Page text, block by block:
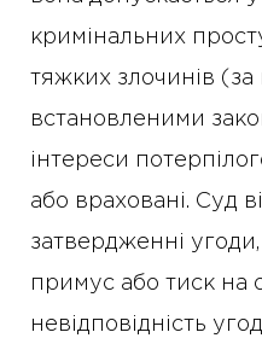
кримінальних
тяжких злочинів (за
встановленими
інтереси
або враховані. Суд
затвердженні
примус або тиск на
невідповідність